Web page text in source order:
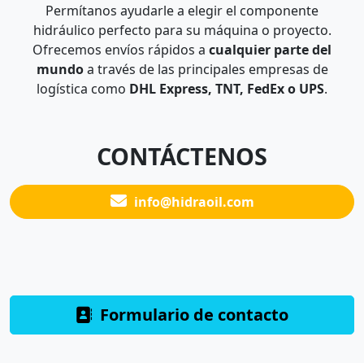
Permítanos ayudarle a elegir el componente
hidráulico perfecto para su máquina o proyecto.
Ofrecemos envíos rápidos a cualquier parte del
mundoa través de las principales empresas de
logística como DHL Express, TNT, FedEx o UPS.
CONTÁCTENOS
info@hidraoil.com
Formulario de contacto